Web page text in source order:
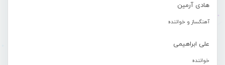
هادی آرمین
آهنگساز و خواننده
علی ابراهیمی
خواننده